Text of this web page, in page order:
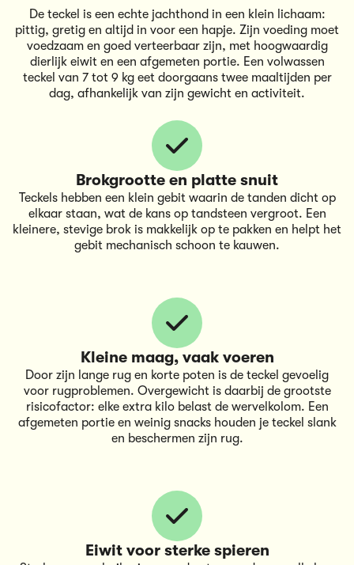
De teckel is een echte jachthond in een klein lichaam:
pittig, gretig en altijd in voor een hapje. Zijn voeding moet
voedzaam en goed verteerbaar zijn, met hoogwaardig
dierlijk eiwit en een afgemeten portie. Een volwassen
teckel van 7 tot 9 kg eet doorgaans twee maaltijden per
dag, afhankelijk van zijn gewicht en activiteit.
Brokgrootte en platte snuit
Teckels hebben een klein gebit waarin de tanden dicht op
elkaar staan, wat de kans op tandsteen vergroot. Een
kleinere, stevige brok is makkelijk op te pakken en helpt het
gebit mechanisch schoon te kauwen.
Kleine maag, vaak voeren
Door zijn lange rug en korte poten is de teckel gevoelig
voor rugproblemen. Overgewicht is daarbij de grootste
risicofactor: elke extra kilo belast de wervelkolom. Een
afgemeten portie en weinig snacks houden je teckel slank
en beschermen zijn rug.
Eiwit voor sterke spieren